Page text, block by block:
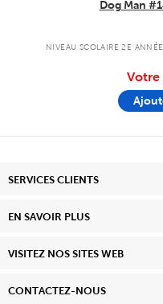
Dog Man
NIVEAU SCOLAIRE 2E
Votre
SERVICES CLIENTS
EN SAVOIR PLUS
VISITEZ NOS SITES WEB
CONTACTEZ-NOUS